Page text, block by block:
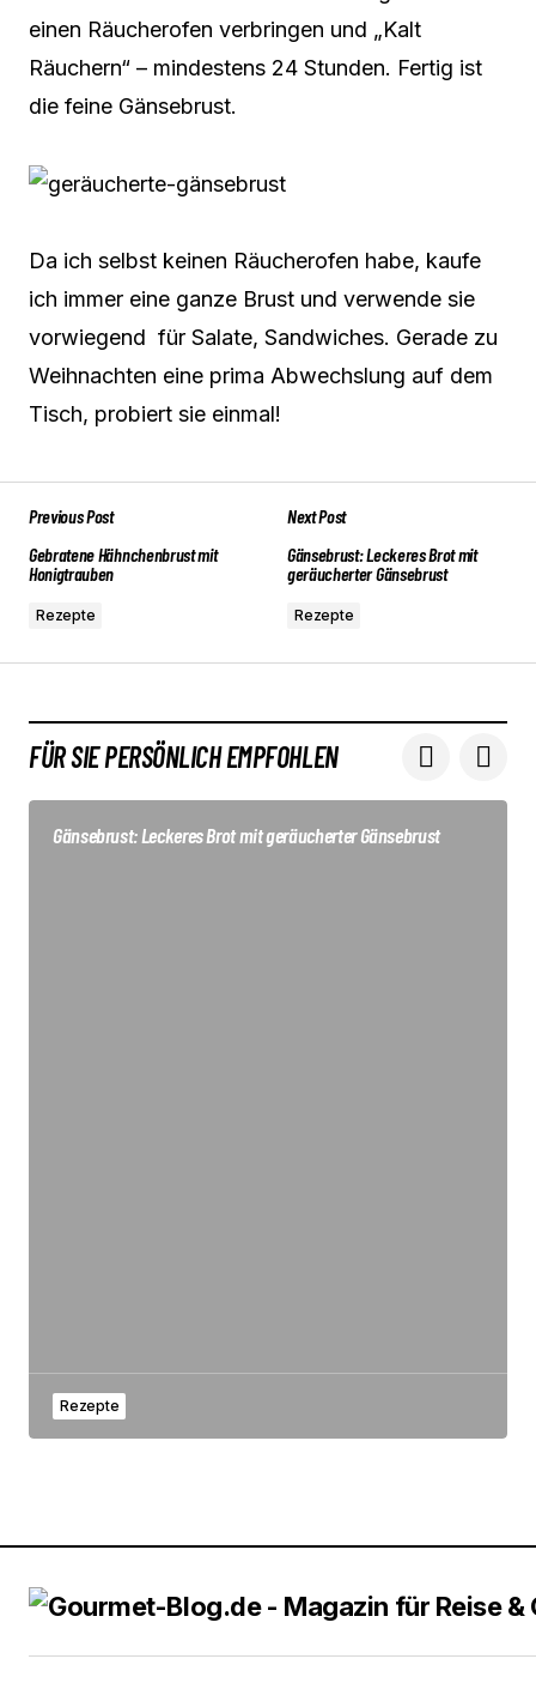
einen Räucherofen verbringen und „Kalt
Räuchern“ – mindestens 24 Stunden. Fertig ist
die feine Gänsebrust.
Da ich selbst keinen Räucherofen habe, kaufe
ich immer eine ganze Brust und verwende sie
vorwiegend für Salate, Sandwiches. Gerade zu
Weihnachten eine prima Abwechslung auf dem
Tisch, probiert sie einmal!
Previous Post
Gebratene Hähnchenbrust mit
Honigtrauben
Rezepte
Next Post
Gänsebrust: Leckeres Brot mit
geräucherter Gänsebrust
Rezepte
FÜR SIE PERSÖNLICH EMPFOHLEN
Gänsebrust: Leckeres Brot mit geräucherter Gänsebrust
Rezepte